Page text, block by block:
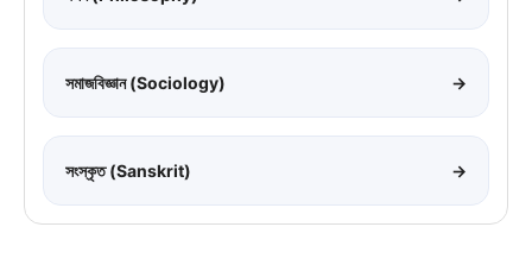
সমাজবিজ্ঞান (Sociology) →
সংস্কৃত (Sanskrit) →